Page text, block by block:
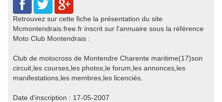
Retrouvez sur cette fiche la présentation du site
Mcmontendrais.free.fr inscrit sur l'annuaire sous la référence
Moto Club Montendrais :
Club de motocross de Montendre Charente maritime(17)son
circuit,les courses,les photos,le forum,les annonces,les
manifestations,les membres,les licenciés.
Date d'inscription : 17-05-2007